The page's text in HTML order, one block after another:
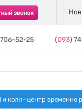
звонок
52-25 (093)
колл- центр временно